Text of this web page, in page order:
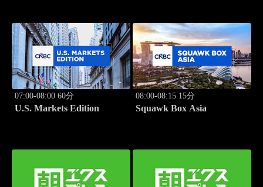
07:00-08:00 60分
U.S. Markets Edition
08:00-08:15 15分
Squawk Box Asia